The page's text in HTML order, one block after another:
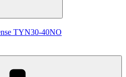
TYN30-40NO